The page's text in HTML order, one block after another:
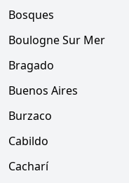
Bosques
Boulogne Sur Mer
Bragado
Buenos Aires
Burzaco
Cabildo
Cacharí